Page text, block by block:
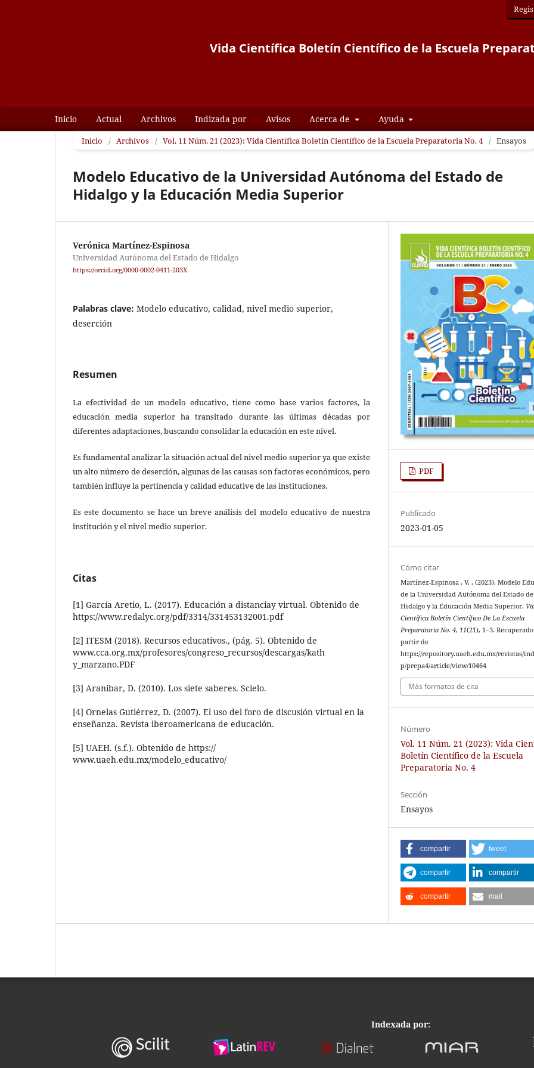
Vida Científica Boletín Científico de la Escuela
Inicio Actual Archivos Indizada por Avisos Acerca de Ayuda
Inicio / Archivos / Vol. 11 Núm. 21 (2023): Vida Científica Boletín Científico de la Escuela Preparatoria No. 4 / Ensayos
Modelo Educativo de la Universidad Autónoma del Estado de
Hidalgo y la Educación Media Superior
Verónica Martínez-Espinosa
Universidad Autónoma del Estado de Hidalgo
https://orcid.org/0000-0002-0411-203X
Palabras clave: Modelo educativo, calidad, nivel medio superior,
deserción
Resumen
La efectividad de un modelo educativo, tiene como base varios factores, la
educación media superior ha transitado durante las últimas décadas por
diferentes adaptaciones, buscando consolidar la educación en este nivel.
Es fundamental analizar la situación actual del nivel medio superior ya que existe
un alto número de deserción, algunas de las causas son factores económicos, pero
también influye la pertinencia y calidad educative de las instituciones.
Es este documento se hace un breve análisis del modelo educativo de nuestra
institución y el nivel medio superior.
Citas
[1] García Aretio, L. (2017). Educación a distanciay virtual. Obtenido de
https://www.redalyc.org/pdf/3314/331453132001.pdf
[2] ITESM (2018). Recursos educativos., (pág. 5). Obtenido de
www.cca.org.mx/profesores/congreso_recursos/descargas/kath
y_marzano.PDF
[3] Aranibar, D. (2010). Los siete saberes. Scielo.
[4] Ornelas Gutiérrez, D. (2007). El uso del foro de discusión virtual en la
enseñanza. Revista iberoamericana de educación.
[5] UAEH. (s.f.). Obtenido de https://
www.uaeh.edu.mx/modelo_educativo/
PDF
Publicado
2023-01-05
Cómo citar
Martínez-Espinosa , V. . (2023). Modelo
de la Universidad Autónoma del Estado de
Hidalgo y la Educación Media Superior.
Científica Boletín Científico De La Escuela
Preparatoria No. 4, 11(21), 1–3. Recuperado
partir de
https://repository.uaeh.edu.mx/revistas/
p/prepa4/article/view/10464
Más formatos de cita
Número
Vol. 11 Núm. 21 (2023): Vida
Boletín Científico de la Escuela
Preparatoria No. 4
Sección
Ensayos
compartir tweet
compartir compartir
compartir mail
Indexada por: